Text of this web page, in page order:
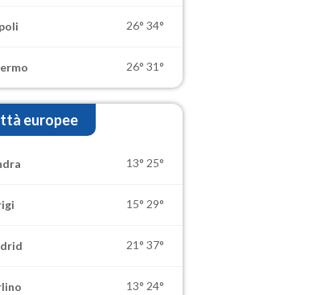
26° 34°
26° 31°
europee
13° 25°
15° 29°
21° 37°
13° 24°